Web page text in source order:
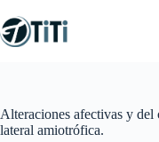
al
contenido
Alteraciones afectivas y del
lateral amiotrófica.